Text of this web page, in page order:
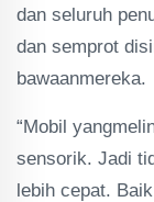
dan seluruh
dan semprot
bawaanmereka.
“Mobil
sensorik. Jadi
lebih cepat.